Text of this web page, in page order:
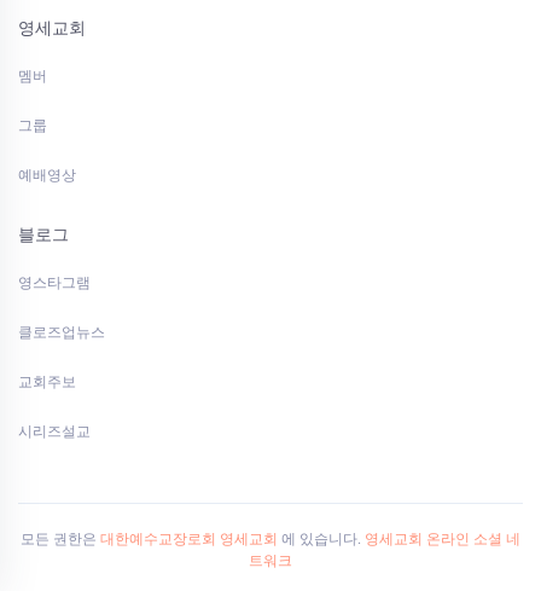
영세교회
멤버
그룹
예배영상
블로그
영스타그램
클로즈업뉴스
교회주보
시리즈설교
모든 권한은 대한예수교장로회 영세교회 에 있습니다. 영세교회 온라인 소셜 네
트워크